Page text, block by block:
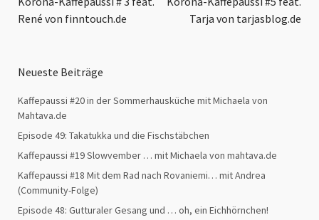
René von finntouch.de
Tarja von tarjasblog.de
Neueste Beiträge
Kaffepaussi #20 in der Sommerhausküche mit Michaela von
Mahtava.de
Episode 49: Takatukka und die Fischstäbchen
Kaffepaussi #19 Slowvember … mit Michaela von mahtava.de
Kaffepaussi #18 Mit dem Rad nach Rovaniemi… mit Andrea
(Community-Folge)
Episode 48: Gutturaler Gesang und … oh, ein Eichhörnchen!